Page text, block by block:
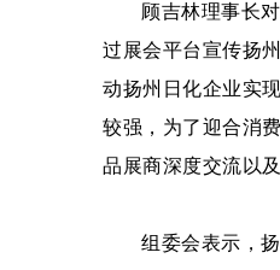
顾吉林理事长
过展会平台宣传扬
动扬州日化企业实
较强，为了迎合消
品展商深度交流以
组委会表示，